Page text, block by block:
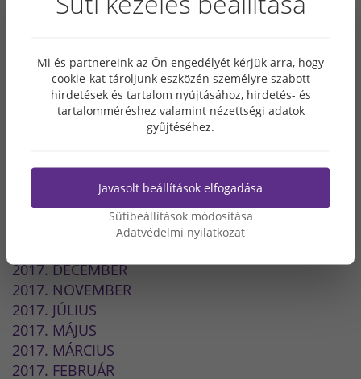
2020. SZEPTEMBER
2020. MÁRCIUS
2020. FEBRUÁR
2020. JANUÁR
2018. OKTÓBER
2018. AUGUSZTUS
2018. JÚNIUS
2017. DECEMBER
2017. NOVEMBER
2017. JÚLIUS
2017. MÁJUS
2017. MÁRCIUS
2017. FEBRUÁR
Mi és partnereink az Ön engedélyét kérjük arra, hogy
cookie-kat tároljunk eszközén személyre szabott
hirdetések és tartalom nyújtásához, hirdetés- és
tartalomméréshez valamint nézettségi adatok
gyűjtéséhez.
Javasolt beállítások elfogadása
Sütibeállítások módosítása
Adatvédelmi nyilatkozat